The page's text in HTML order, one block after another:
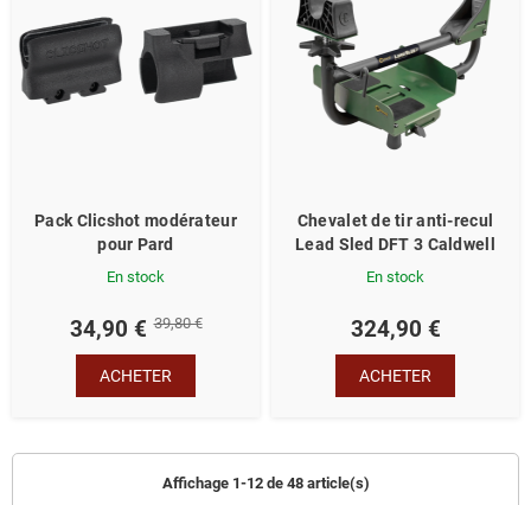
Pack Clicshot modérateur
pour Pard
En stock
34,90 € 39,80 €
ACHETER
Chevalet de tir anti-recul
Lead Sled DFT 3 Caldwell
En stock
324,90 €
ACHETER
Affichage 1-12 de 48 article(s)